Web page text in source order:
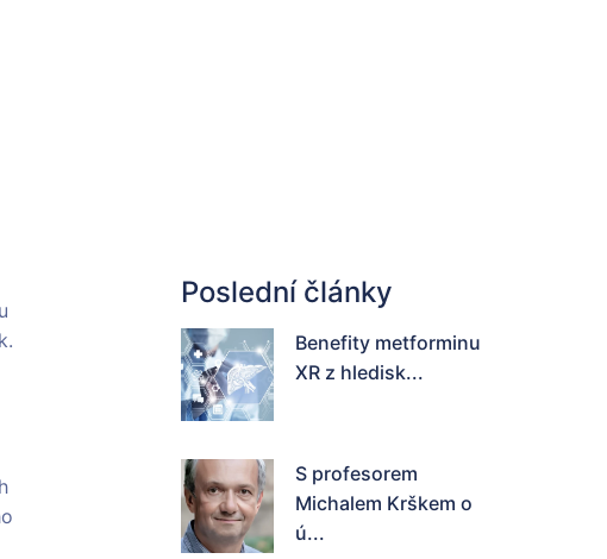
Poslední články
Benefity metforminu
XR z hledisk...
S profesorem
Michalem Krškem o
ú...